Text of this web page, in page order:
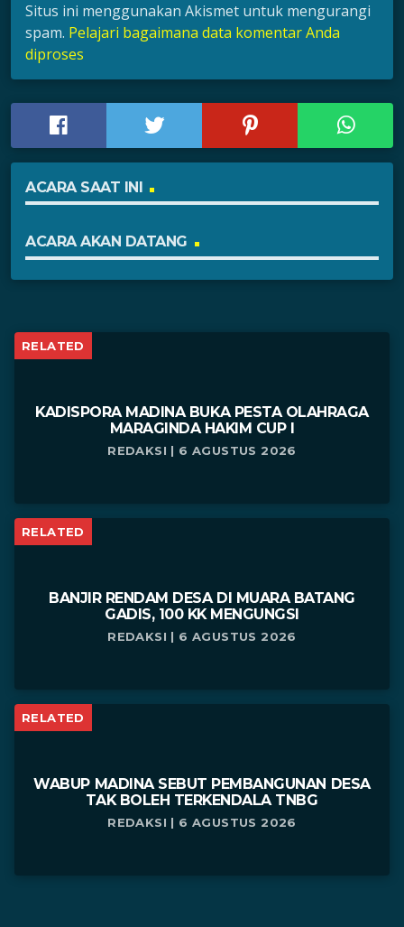
Situs ini menggunakan Akismet untuk mengurangi
spam. Pelajari bagaimana data komentar Anda
diproses
ACARA SAAT INI
ACARA AKAN DATANG
RELATED
KADISPORA MADINA BUKA PESTA OLAHRAGA
MARAGINDA HAKIM CUP I
REDAKSI | 6 AGUSTUS 2026
RELATED
BANJIR RENDAM DESA DI MUARA BATANG
GADIS, 100 KK MENGUNGSI
REDAKSI | 6 AGUSTUS 2026
RELATED
WABUP MADINA SEBUT PEMBANGUNAN DESA
TAK BOLEH TERKENDALA TNBG
REDAKSI | 6 AGUSTUS 2026